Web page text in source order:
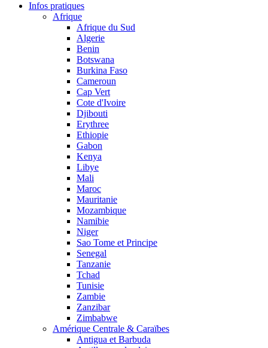
Infos pratiques
Afrique
Afrique du Sud
Algerie
Benin
Botswana
Burkina Faso
Cameroun
Cap Vert
Cote d'Ivoire
Djibouti
Erythree
Ethiopie
Gabon
Kenya
Libye
Mali
Maroc
Mauritanie
Mozambique
Namibie
Niger
Sao Tome et Principe
Senegal
Tanzanie
Tchad
Tunisie
Zambie
Zanzibar
Zimbabwe
Amérique Centrale & Caraïbes
Antigua et Barbuda